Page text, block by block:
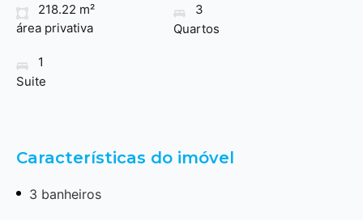
218.22 m²
área privativa
3
Quartos
1
Suite
Características do imóvel
3 banheiros